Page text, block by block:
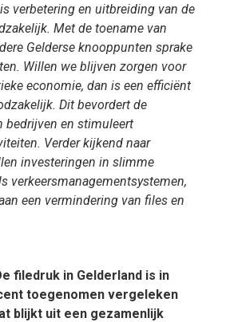
verbetering en uitbreiding van de
Met de toename van
Gelderse knooppunten sprake
Willen we blijven zorgen voor
economie, dan is een efficiënt
Dit bevordert de
bedrijven en stimuleert
Verder kijkend naar
investeringen in slimme
verkeersmanagementsystemen,
een vermindering van files en
filedruk in Gelderland is in
toegenomen vergeleken
blijkt uit een gezamenlijk